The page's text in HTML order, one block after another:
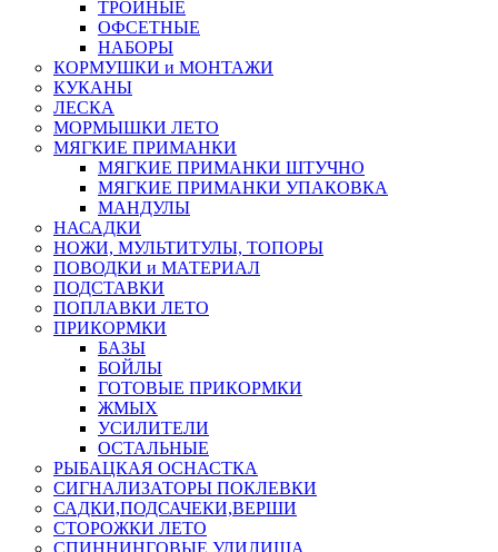
ТРОЙНЫЕ
ОФСЕТНЫЕ
НАБОРЫ
КОРМУШКИ и МОНТАЖИ
КУКАНЫ
ЛЕСКА
МОРМЫШКИ ЛЕТО
МЯГКИЕ ПРИМАНКИ
МЯГКИЕ ПРИМАНКИ ШТУЧНО
МЯГКИЕ ПРИМАНКИ УПАКОВКА
МАНДУЛЫ
НАСАДКИ
НОЖИ, МУЛЬТИТУЛЫ, ТОПОРЫ
ПОВОДКИ и МАТЕРИАЛ
ПОДСТАВКИ
ПОПЛАВКИ ЛЕТО
ПРИКОРМКИ
БАЗЫ
БОЙЛЫ
ГОТОВЫЕ ПРИКОРМКИ
ЖМЫХ
УСИЛИТЕЛИ
ОСТАЛЬНЫЕ
РЫБАЦКАЯ ОСНАСТКА
СИГНАЛИЗАТОРЫ ПОКЛЕВКИ
САДКИ,ПОДСАЧЕКИ,ВЕРШИ
СТОРОЖКИ ЛЕТО
СПИННИНГОВЫЕ УДИЛИЩА